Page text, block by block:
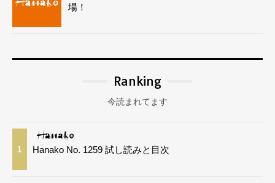
場！
Ranking
今読まれてます
1 Hanako No. 1259 試し読みと目次